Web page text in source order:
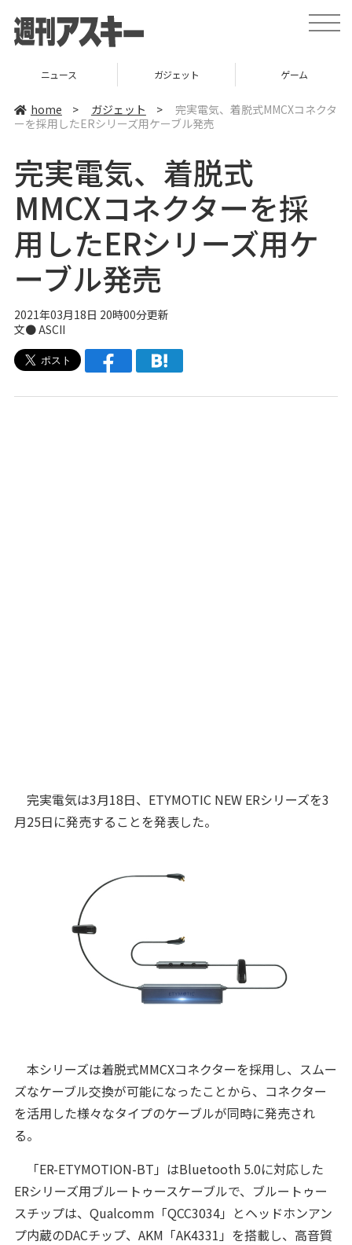
t
o
v
ニュース ガジェット ゲーム
home > ガジェット >
完実電気、着脱式MMCXコネクタ
ーを採用したERシリーズ用ケーブル発売
完実電気、着脱式
MMCXコネクターを採
用したERシリーズ用ケ
ーブル発売
2021年03月18日 20時00分更新
文● ASCII
完実電気は3月18日、ETYMOTIC NEW ERシリーズを3
月25日に発売することを発表した。
本シリーズは着脱式MMCXコネクターを採用し、スムー
ズなケーブル交換が可能になったことから、コネクター
を活用した様々なタイプのケーブルが同時に発売され
る。
「ER-ETYMOTION-BT」はBluetooth 5.0に対応した
ERシリーズ用ブルートゥースケーブルで、ブルートゥー
スチップは、Qualcomm「QCC3034」とヘッドホンアン
プ内蔵のDACチップ、AKM「AK4331」を搭載し、高音質